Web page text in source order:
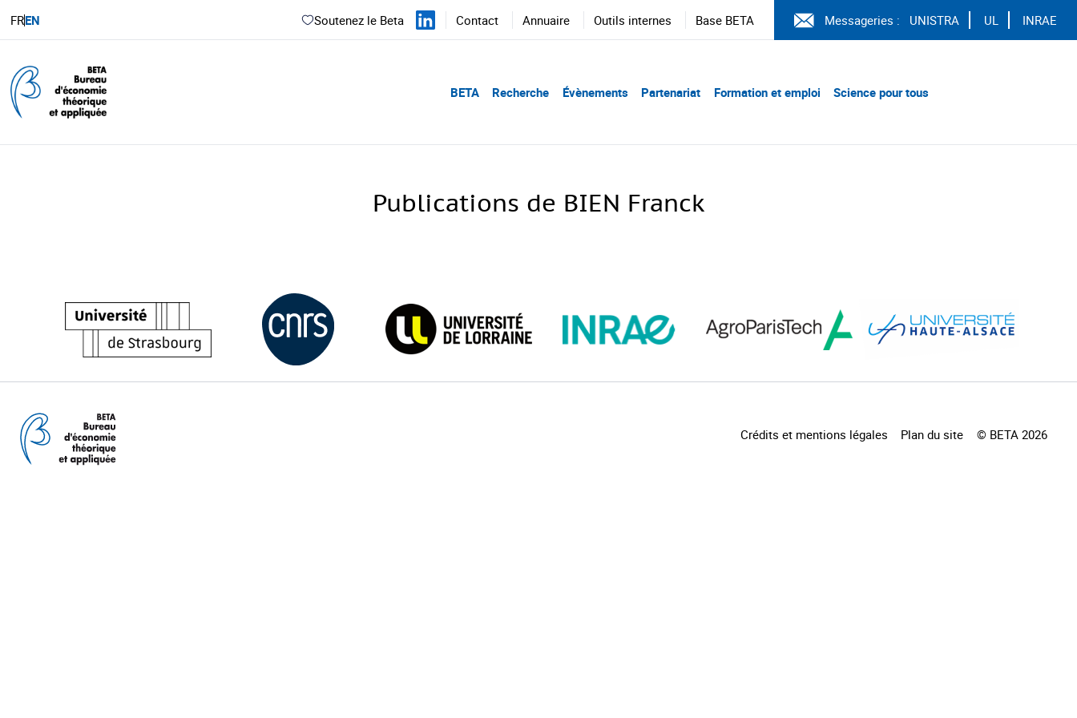
FREN Soutenez le Beta Contact Annuaire Outils internes Base BETA Messageries : UNISTRA UL INRAE
BETA Recherche Évènements Partenariat Formation et emploi Science pour tous
Publications de BIEN Franck
Crédits et mentions légales Plan du site © BETA 2026